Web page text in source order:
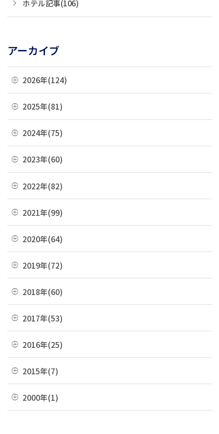
ホテル記事(106)
アーカイブ
2026年(124)
08月(3)
07月(21)
05月(13)
04月(10)
03月(36)
01月(13)
2025年(81)
12月(8)
11月(22)
09月(3)
08月(4)
07月(7)
05月(6)
04月(4)
03月(7)
02月(10)
01月(4)
2024年(75)
12月(4)
11月(6)
09月(4)
08月(6)
07月(6)
05月(9)
04月(5)
03月(8)
01月(6)
2023年(60)
12月(4)
11月(3)
09月(8)
08月(4)
07月(4)
05月(10)
04月(2)
03月(8)
01月(3)
2022年(82)
12月(8)
11月(5)
09月(8)
08月(4)
07月(10)
05月(6)
04月(2)
03月(7)
2021年(99)
12月(9)
11月(7)
09月(5)
08月(4)
07月(8)
06月(10)
05月(8)
04月(10)
03月(12)
2020年(64)
12月(2)
11月(8)
09月(4)
08月(4)
07月(5)
05月(7)
2019年(72)
12月(7)
11月(9)
09月(6)
08月(2)
07月(5)
2018年(60)
12月(7)
11月(2)
09月(4)
08月(3)
07月(7)
2017年(53)
12月(2)
11月(4)
09月(1)
2016年(25)
12月(2)
11月(3)
2015年(7)
11月(1)
06月(6)
2000年(1)